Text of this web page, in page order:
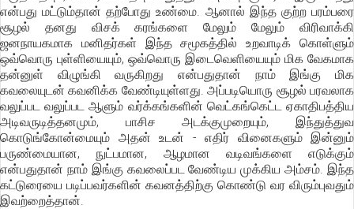
என்பது மட்டும்தான் தற்போது உண்மை. ஆனால் இந்த குற்ற பரம்பரை
சூழல் தனது விசக் கரங்களை மேலும் மேலும் விரிவாக்கி
ஜனநாயகமாக மனிதர்கள் இந்த சமூகத்தில் உறவாடிக் கொள்ளும்
ஒவ்வொரு புள்ளியையும், ஒவ்வொரு இடைவெளியையும் மிக வேகமாக
தன்னுள் விழுங்கி வருகிறது என்பதுதான் நாம் இங்கு மிக
கவலையுடன் கவனிக்க வேண்டியுள்ளது. அப்படியொரு சூழல் பரவலாக
வலுப்பட வலுப்பட ஆளும் வர்க்கங்களின் வெட்கங்கெட்ட ஏகாதிபத்திய
அடிவருடித்தனமும், பாசிச அடக்குமுறையும், இந்துத்துவ
கொடுங்கோன்மையும் அதன் உடன் - எதிர் வினைகளும் இன்னும்
பருண்மையான, நுட்பமான, ஆழமான வடிவங்களை எடுக்கும்
என்பதுதான் நாம் இங்கு கவலைப்பட வேண்டிய முக்கிய அம்சம். இந்த
கட்டுரையை படிப்பவர்களின் கவனத்திற்கு கொண்டு வர விரும்புவதும்
இவற்றைத்தான்.